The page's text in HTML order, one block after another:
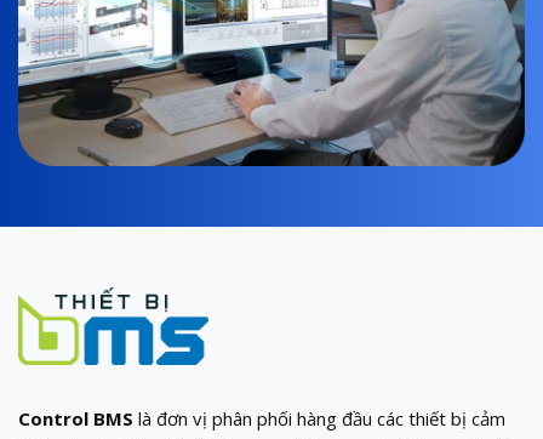
Control BMS là đơn vị phân phối hàng đầu các thiết bị cảm